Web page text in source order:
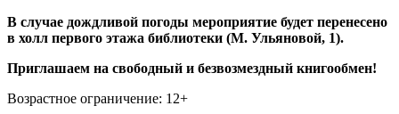
В случае дождливой погоды мероприятие будет перенесено
в холл первого этажа библиотеки (М. Ульяновой, 1).
Приглашаем на свободный и безвозмездный книгообмен!
Возрастное ограничение: 12+